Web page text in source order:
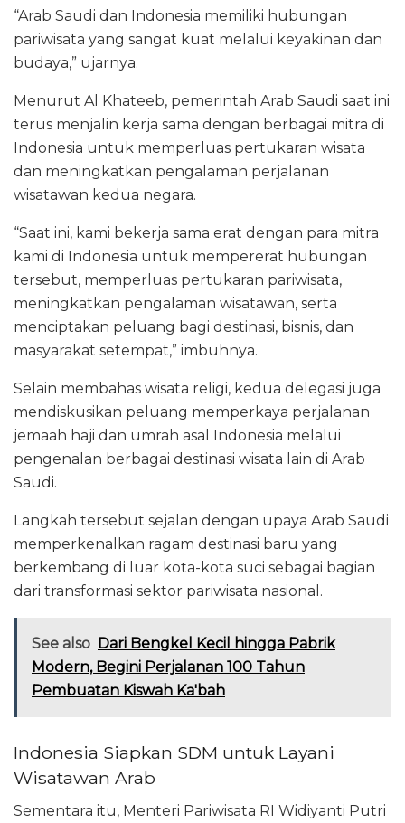
“Arab Saudi dan Indonesia memiliki hubungan
pariwisata yang sangat kuat melalui keyakinan dan
budaya,” ujarnya.
Menurut Al Khateeb, pemerintah Arab Saudi saat ini
terus menjalin kerja sama dengan berbagai mitra di
Indonesia untuk memperluas pertukaran wisata
dan meningkatkan pengalaman perjalanan
wisatawan kedua negara.
“Saat ini, kami bekerja sama erat dengan para mitra
kami di Indonesia untuk mempererat hubungan
tersebut, memperluas pertukaran pariwisata,
meningkatkan pengalaman wisatawan, serta
menciptakan peluang bagi destinasi, bisnis, dan
masyarakat setempat,” imbuhnya.
Selain membahas wisata religi, kedua delegasi juga
mendiskusikan peluang memperkaya perjalanan
jemaah haji dan umrah asal Indonesia melalui
pengenalan berbagai destinasi wisata lain di Arab
Saudi.
Langkah tersebut sejalan dengan upaya Arab Saudi
memperkenalkan ragam destinasi baru yang
berkembang di luar kota-kota suci sebagai bagian
dari transformasi sektor pariwisata nasional.
See also Dari Bengkel Kecil hingga Pabrik
Modern, Begini Perjalanan 100 Tahun
Pembuatan Kiswah Ka'bah
Indonesia Siapkan SDM untuk Layani
Wisatawan Arab
Sementara itu, Menteri Pariwisata RI Widiyanti Putri